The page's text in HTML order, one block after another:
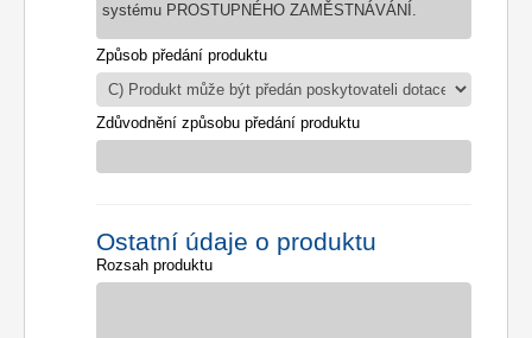
systému PROSTUPNÉHO ZAMĚSTNÁVÁNÍ.
Způsob předání produktu
Zdůvodnění způsobu předání produktu
Ostatní údaje o produktu
Rozsah produktu